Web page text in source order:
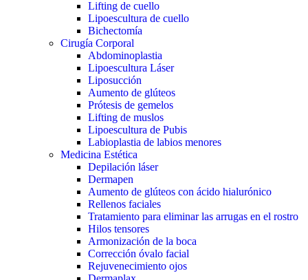
Lifting de cuello
Lipoescultura de cuello
Bichectomía
Cirugía Corporal
Abdominoplastia
Lipoescultura Láser
Liposucción
Aumento de glúteos
Prótesis de gemelos
Lifting de muslos
Lipoescultura de Pubis
Labioplastia de labios menores
Medicina Estética
Depilación láser
Dermapen
Aumento de glúteos con ácido hialurónico
Rellenos faciales
Tratamiento para eliminar las arrugas en el rostro
Hilos tensores
Armonización de la boca
Corrección óvalo facial
Rejuvenecimiento ojos